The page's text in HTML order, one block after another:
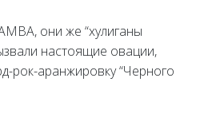
они же “хулиганы
настоящие овации,
рок-аранжировку “Черного